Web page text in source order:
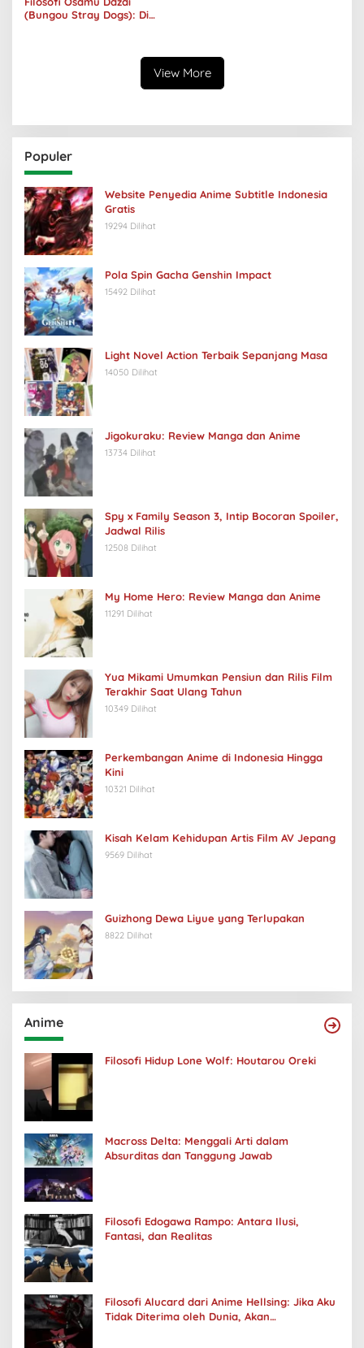
(Bungou Stray Dogs): Di
View More
Populer
Website Penyedia Anime Subtitle Indonesia
Gratis
19294 Dilihat
Pola Spin Gacha Genshin Impact
15492 Dilihat
Light Novel Action Terbaik Sepanjang Masa
14050 Dilihat
Jigokuraku: Review Manga dan Anime
13734 Dilihat
Spy x Family Season 3, Intip Bocoran Spoiler,
Jadwal Rilis
12508 Dilihat
My Home Hero: Review Manga dan Anime
11291 Dilihat
Yua Mikami Umumkan Pensiun dan Rilis Film
Terakhir Saat Ulang Tahun
10349 Dilihat
Perkembangan Anime di Indonesia Hingga
Kini
10321 Dilihat
Kisah Kelam Kehidupan Artis Film AV Jepang
9569 Dilihat
Guizhong Dewa Liyue yang Terlupakan
8822 Dilihat
Anime
Filosofi Hidup Lone Wolf: Houtarou Oreki
Macross Delta: Menggali Arti dalam
Absurditas dan Tanggung Jawab
Filosofi Edogawa Rampo: Antara Ilusi,
Fantasi, dan Realitas
Filosofi Alucard dari Anime Hellsing: Jika Aku
Tidak Diterima oleh Dunia, Akan